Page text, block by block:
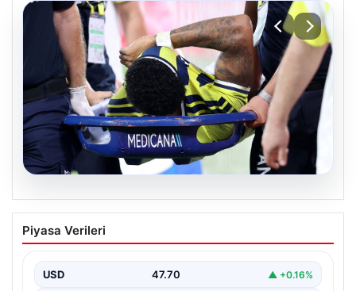
05.08.2026
Fenerbahçe’de Sakatlık Şoku: Jayden
Oosterwolde Maçtan Çekildi
Oosterwolde, UEFA Avrupa Ligi'nde Sturm Graz ile
karşılaştıkları zorlu mücadelede…
Piyasa Verileri
USD 47.70 ▲ +0.16%